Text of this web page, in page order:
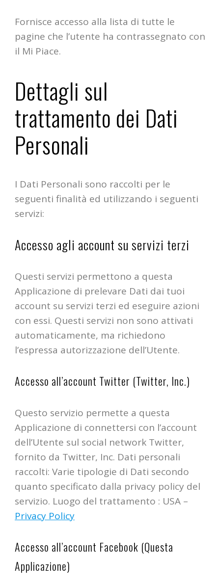
Fornisce accesso alla lista di tutte le
pagine che l’utente ha contrassegnato con
il Mi Piace.
Dettagli sul
trattamento dei Dati
Personali
I Dati Personali sono raccolti per le
seguenti finalità ed utilizzando i seguenti
servizi:
Accesso agli account su servizi terzi
Questi servizi permettono a questa
Applicazione di prelevare Dati dai tuoi
account su servizi terzi ed eseguire azioni
con essi. Questi servizi non sono attivati
automaticamente, ma richiedono
l’espressa autorizzazione dell’Utente.
Accesso all’account Twitter (Twitter, Inc.)
Questo servizio permette a questa
Applicazione di connettersi con l’account
dell’Utente sul social network Twitter,
fornito da Twitter, Inc. Dati personali
raccolti: Varie tipologie di Dati secondo
quanto specificato dalla privacy policy del
servizio. Luogo del trattamento : USA –
Privacy Policy
Accesso all’account Facebook (Questa
Applicazione)